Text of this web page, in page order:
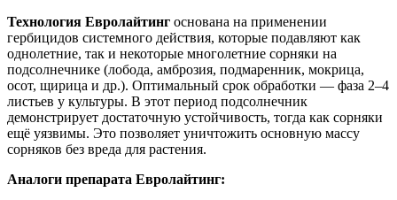
Технология Евролайтинг основана на применении
гербицидов системного действия, которые подавляют как
однолетние, так и некоторые многолетние сорняки на
подсолнечнике (лобода, амброзия, подмаренник, мокрица,
осот, щирица и др.). Оптимальный срок обработки — фаза 2–4
листьев у культуры. В этот период подсолнечник
демонстрирует достаточную устойчивость, тогда как сорняки
ещё уязвимы. Это позволяет уничтожить основную массу
сорняков без вреда для растения.
Аналоги препарата Евролайтинг: